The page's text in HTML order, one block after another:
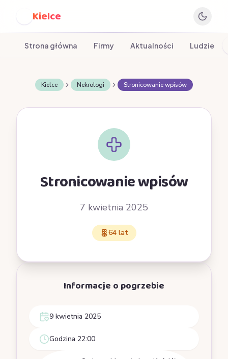
Kielce
Strona główna Firmy Aktualności Ludzie
Kielce Nekrologi Stronicowanie wpisów
Stronicowanie wpisów
7 kwietnia 2025
64 lat
Informacje o pogrzebie
9 kwietnia 2025
Godzina 22:00